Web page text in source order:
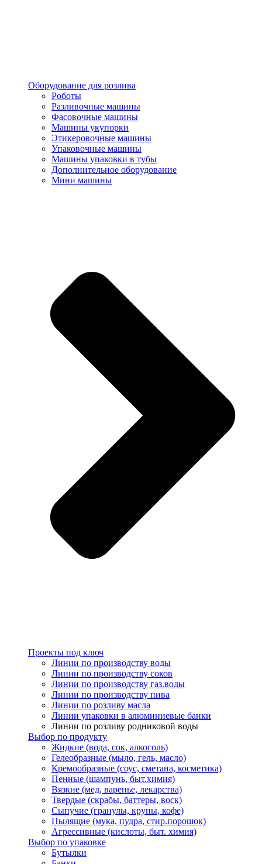
Оборудование для розлива
Роботы
Разливочные машины
Фасовочные машины
Машины укупорки
Этикеровочные машины
Упаковочные машины
Машины упаковки в тубы
Дополнительное оборудование
Мини машины
Проекты под ключ
Линии по производству воды
Линии по производству соков
Линии по производству газ.воды
Линии по производству пива
Линии по розливу масла
Линии упаковки в алюминиевые банки
Линии по розливу родниковой воды
Выбор по продукту
Жидкие (вода, сок, алкоголь)
Гелеобразные (мыло, гель, масло)
Кремообразные (соус, сметана, косметика)
Пенные (шампунь, быт.химия)
Вязкие (мед, варенье, лекарства)
Твердые (скрабы, баттеры, воск)
Сыпучие (гранулы, крупы, кофе)
Пылящие (мука, пудра, стир.порошок)
Агрессивные (кислоты, быт. химия)
Выбор по упаковке
Бутылки